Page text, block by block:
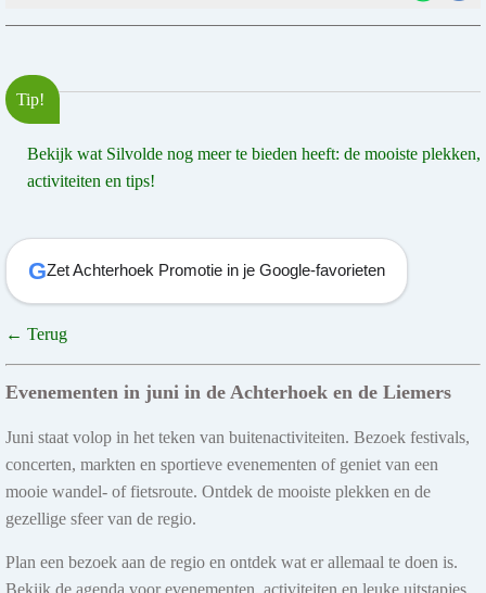
Tip!
Bekijk wat Silvolde nog meer te bieden heeft: de mooiste plekken,
activiteiten en tips!
GZet Achterhoek Promotie in je Google-favorieten
← Terug
Evenementen in juni in de Achterhoek en de Liemers
Juni staat volop in het teken van buitenactiviteiten. Bezoek festivals,
concerten, markten en sportieve evenementen of geniet van een
mooie wandel- of fietsroute. Ontdek de mooiste plekken en de
gezellige sfeer van de regio.
Plan een bezoek aan de regio en ontdek wat er allemaal te doen is.
Bekijk de agenda voor evenementen, activiteiten en leuke uitstapjes.